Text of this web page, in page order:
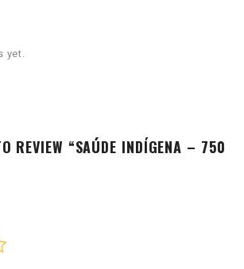
yet.
REVIEW “SAÚDE INDÍGENA – 750